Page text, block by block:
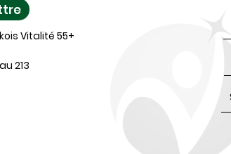
Vitalité 55+
213